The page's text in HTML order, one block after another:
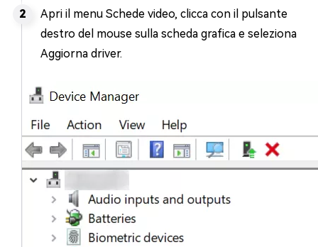
Apri il menu Schede video, clicca con il pulsante
destro del mouse sulla scheda grafica e seleziona
Aggiorna driver.